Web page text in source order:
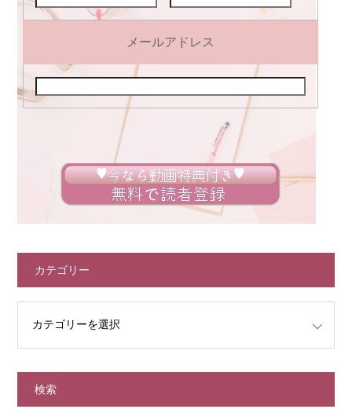
メールアドレス
カテゴリー
検索